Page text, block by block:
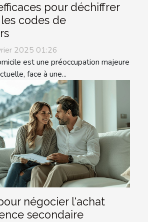
pour déchiffrer
codes de
2025 01:26
est une préoccupation majeure
face à une...
négocier l'achat
secondaire